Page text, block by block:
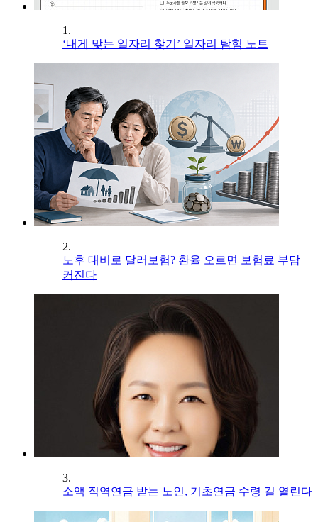
1.
‘내게 맞는 일자리 찾기’ 일자리 탐험 노트
2.
노후 대비로 달러보험? 환율 오르면 보험료 부담
커진다
3.
소액 직역연금 받는 노인, 기초연금 수령 길 열린다